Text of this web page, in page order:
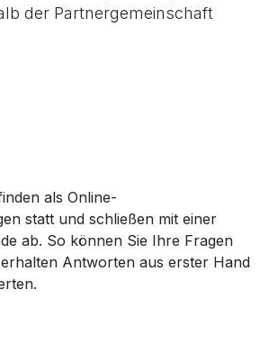
der Partnergemeinschaft
als Online-
statt und schließen mit einer
ab. So können Sie Ihre Fragen
Antworten aus erster Hand